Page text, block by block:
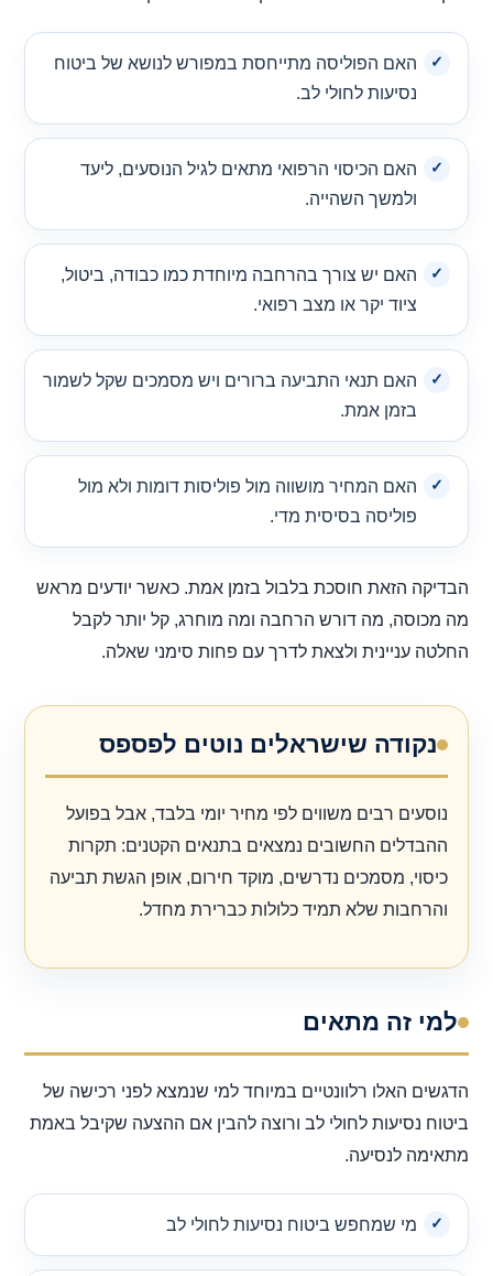
האם הפוליסה מתייחסת במפורש לנושא של ביטוח
נסיעות לחולי לב.
האם הכיסוי הרפואי מתאים לגיל הנוסעים, ליעד
ולמשך השהייה.
האם יש צורך בהרחבה מיוחדת כמו כבודה, ביטול,
ציוד יקר או מצב רפואי.
האם תנאי התביעה ברורים ויש מסמכים שקל לשמור
בזמן אמת.
האם המחיר מושווה מול פוליסות דומות ולא מול
פוליסה בסיסית מדי.
הבדיקה הזאת חוסכת בלבול בזמן אמת. כאשר יודעים מראש
מה מכוסה, מה דורש הרחבה ומה מוחרג, קל יותר לקבל
החלטה עניינית ולצאת לדרך עם פחות סימני שאלה.
נקודה שישראלים נוטים לפספס
נוסעים רבים משווים לפי מחיר יומי בלבד, אבל בפועל
ההבדלים החשובים נמצאים בתנאים הקטנים: תקרות
כיסוי, מסמכים נדרשים, מוקד חירום, אופן הגשת תביעה
והרחבות שלא תמיד כלולות כברירת מחדל.
למי זה מתאים
הדגשים האלו רלוונטיים במיוחד למי שנמצא לפני רכישה של
ביטוח נסיעות לחולי לב ורוצה להבין אם ההצעה שקיבל באמת
מתאימה לנסיעה.
מי שמחפש ביטוח נסיעות לחולי לב